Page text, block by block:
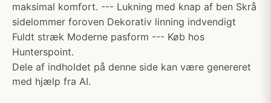
maksimal komfort. --- Lukning med knap af ben Skrå
sidelommer foroven Dekorativ linning indvendigt
Fuldt stræk Moderne pasform --- Køb hos
Hunterspoint.
Dele af indholdet på denne side kan være genereret
med hjælp fra AI.